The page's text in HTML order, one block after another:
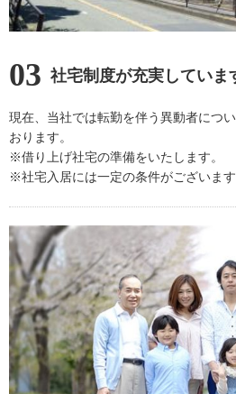
03 社宅制度が充実していま
現在、当社では転勤を伴う異動者につ
おります。
※借り上げ社宅の準備をいたします。
※社宅入居には一定の条件がございます